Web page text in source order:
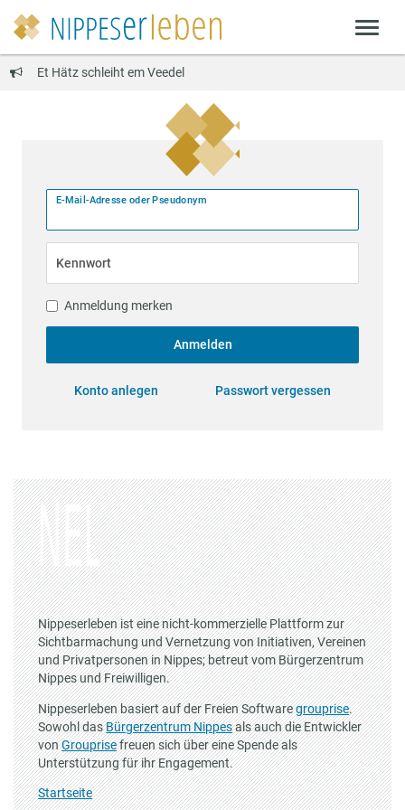
Et Hätz schleiht em Veedel
E-Mail-Adresse oder Pseudonym
Kennwort
Anmeldung merken
Anmelden
Konto anlegen Passwort vergessen
Nippeserleben ist eine nicht-kommerzielle Plattform zur
Sichtbarmachung und Vernetzung von Initiativen, Vereinen
und Privatpersonen in Nippes; betreut vom Bürgerzentrum
Nippes und Freiwilligen.
Nippeserleben basiert auf der Freien Softwaregrouprise.
Sowohl dasBürgerzentrum Nippesals auch die Entwickler
vonGrouprisefreuen sich über eine Spende als
Unterstützung für ihr Engagement.
Startseite